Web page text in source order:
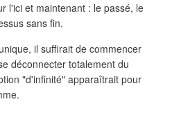
l'ici et maintenant : le passé, le
sans fin.
il suffirait de commencer
déconnecter totalement du
"d'infinité" apparaîtrait pour